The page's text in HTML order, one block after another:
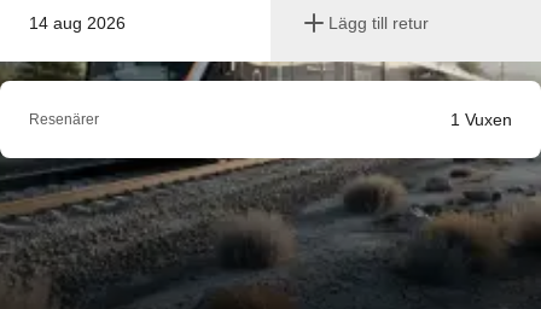
14 aug 2026 Lägg till retur
Resenärer 1 Vuxen